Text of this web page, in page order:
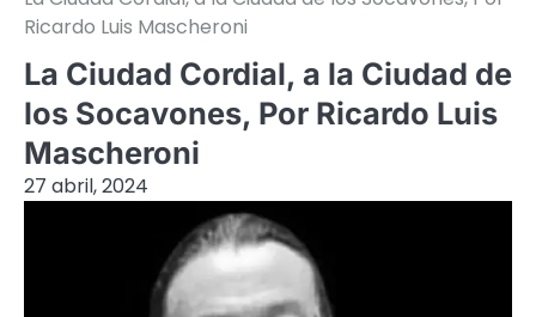
Ricardo Luis Mascheroni
La Ciudad Cordial, a la Ciudad de
los Socavones, Por Ricardo Luis
Mascheroni
27 abril, 2024